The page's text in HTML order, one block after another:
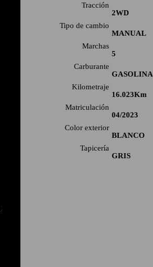
Tracción
Tipo de cambio
Marchas
Carburante
Kilometraje
Matriculación
Color exterior
Tapicería
2WD
MANUAL
5
GASOLINA
16.023
04/2023
BLANCO
GRIS